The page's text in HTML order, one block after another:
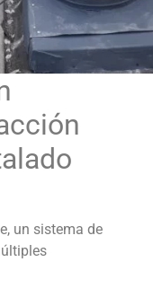
un sistema de